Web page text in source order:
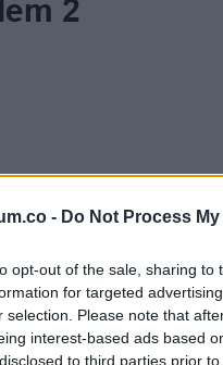
- Do Not Process
opt-out of the sale, sharing
for targeted
selection. Please note that
interest-based ads based
to third parties prior
fiatal, csinos
valahol az